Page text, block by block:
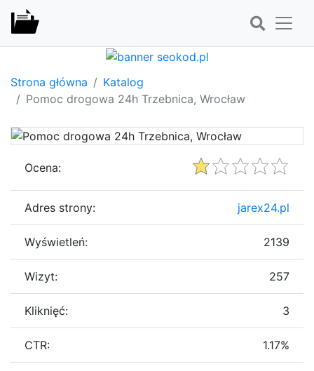
Strona główna
Katalog
Pomoc drogowa 24h Trzebnica, Wrocław
Ocena:
Adres strony: jarex24.pl
Wyświetleń: 2139
Wizyt: 257
Kliknięć: 3
CTR: 1.17%